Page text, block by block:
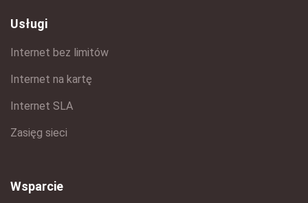
Usługi
Internet bez limitów
Internet na kartę
Internet SLA
Zasięg sieci
Wsparcie